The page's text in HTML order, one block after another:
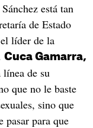
está tan
de Estado
el líder de la
Cuca Gamarra,
línea de su
que no le baste
sino que
pasar para que